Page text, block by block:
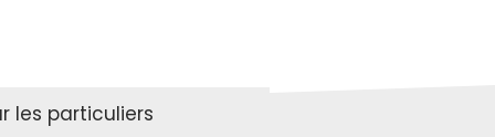
les particuliers